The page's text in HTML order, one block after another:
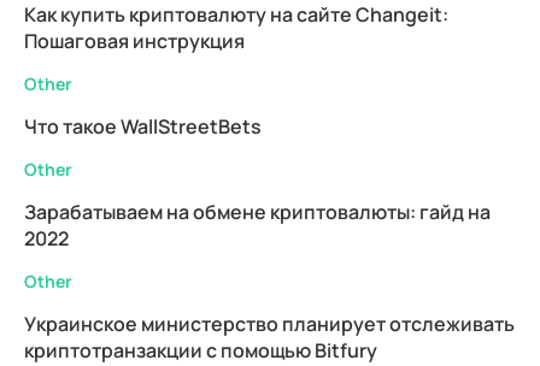
Как купить криптовалюту на сайте Changeit:
Пошаговая инструкция
Other
Что такое WallStreetBets
Other
Зарабатываем на обмене криптовалюты: гайд на
2022
Other
Украинское министерство планирует отслеживать
криптотранзакции с помощью Bitfury